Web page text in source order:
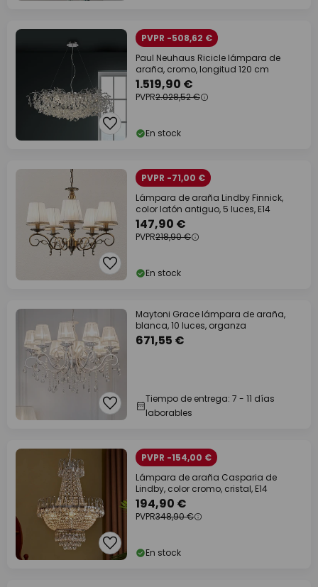
PVPR -508,62 €
Paul Neuhaus Ricicle lámpara de
araña, cromo, longitud 120 cm
1.519,90 €
PVPR2.028,52 €
En stock
PVPR -71,00 €
Lámpara de araña Lindby Finnick,
color latón antiguo, 5 luces, E14
147,90 €
PVPR218,90 €
En stock
Maytoni Grace lámpara de araña,
blanca, 10 luces, organza
671,55 €
Tiempo de entrega: 7 - 11 días
laborables
PVPR -154,00 €
Lámpara de araña Casparia de
Lindby, color cromo, cristal, E14
194,90 €
PVPR348,90 €
En stock